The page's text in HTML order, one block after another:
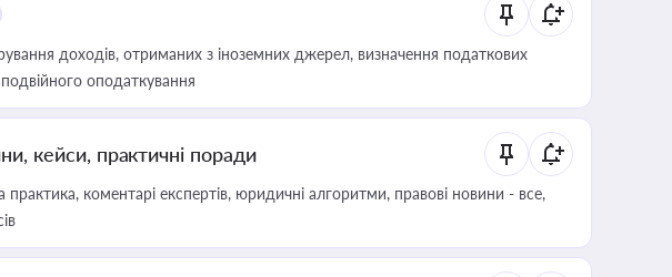
доходів, отриманих з іноземних джерел, визначення податкових
оподаткування
кейси, практичні поради
коментарі експертів, юридичні алгоритми, правові новини - все,